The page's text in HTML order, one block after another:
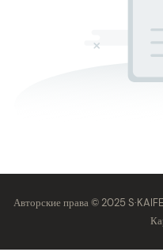
Авторские права © 2025